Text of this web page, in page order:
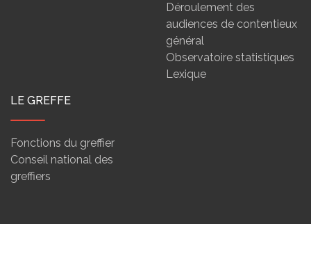
Déroulement des
audiences de contentieux
général
Observatoire statistiques
Lexique
LE GREFFE
Fonctions du greffier
Conseil national des
greffiers